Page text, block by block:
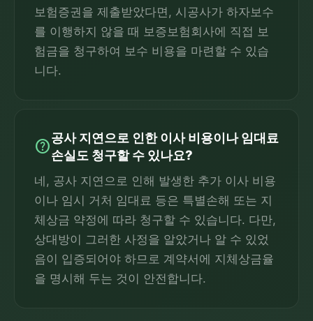
보험증권을 제출받았다면, 시공사가 하자보수
를 이행하지 않을 때 보증보험회사에 직접 보
험금을 청구하여 보수 비용을 마련할 수 있습
니다.
help공사 지연으로 인한 이사 비용이나 임대료
손실도 청구할 수 있나요?
네, 공사 지연으로 인해 발생한 추가 이사 비용
이나 임시 거처 임대료 등은 특별손해 또는 지
체상금 약정에 따라 청구할 수 있습니다. 다만,
상대방이 그러한 사정을 알았거나 알 수 있었
음이 입증되어야 하므로 계약서에 지체상금율
을 명시해 두는 것이 안전합니다.